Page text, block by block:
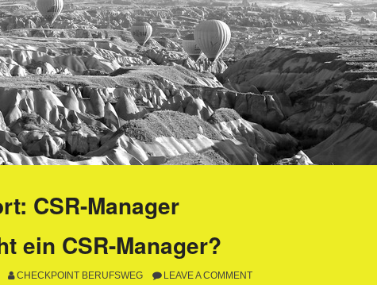
CSR-Manager
ein CSR-Manager?
CHECKPOINT BERUFSWEG LEAVE A COMMENT